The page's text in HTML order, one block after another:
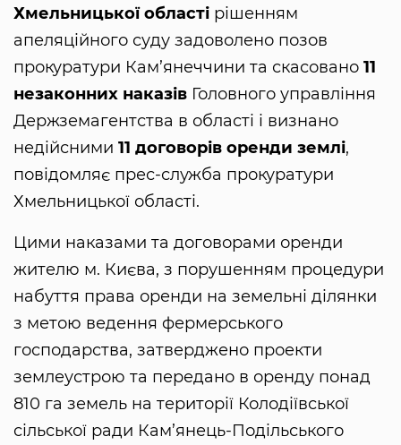
Хмельницької області рішенням
апеляційного суду задоволено позов
прокуратури Кам’янеччини та скасовано 11
незаконних наказів Головного управління
Держземагентства в області і визнано
недійсними 11 договорів оренди землі,
повідомляє прес-служба прокуратури
Хмельницької області.
Цими наказами та договорами оренди
жителю м. Києва, з порушенням процедури
набуття права оренди на земельні ділянки
з метою ведення фермерського
господарства, затверджено проекти
землеустрою та передано в оренду понад
810 га земель на території Колодіївської
сільської ради Кам’янець-Подільського